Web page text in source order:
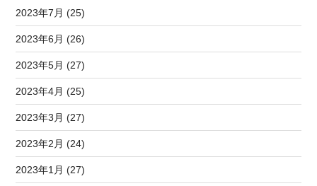
2023年7月 (25)
2023年6月 (26)
2023年5月 (27)
2023年4月 (25)
2023年3月 (27)
2023年2月 (24)
2023年1月 (27)